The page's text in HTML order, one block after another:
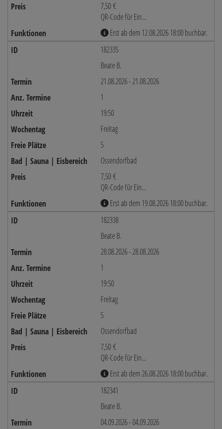
7,50 €
QR-Code für Ein...
Erst ab dem 12.08.2026 18:00 buchbar.
182335
Beate B.
21.08.2026 - 21.08.2026
1
19:50
Freitag
5
Ossendorfbad
7,50 €
QR-Code für Ein...
Erst ab dem 19.08.2026 18:00 buchbar.
182338
Beate B.
28.08.2026 - 28.08.2026
1
19:50
Freitag
5
Ossendorfbad
7,50 €
QR-Code für Ein...
Erst ab dem 26.08.2026 18:00 buchbar.
182341
Beate B.
04.09.2026 - 04.09.2026